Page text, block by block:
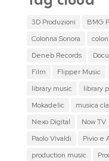
3D Produzioni BMG
Colonna Sonora
Deneb Records
Film
Flipper Music
library music
library
Mokadelic
musica
Nexo Digital
Now TV
Paolo Vivaldi
Pivio e
production music